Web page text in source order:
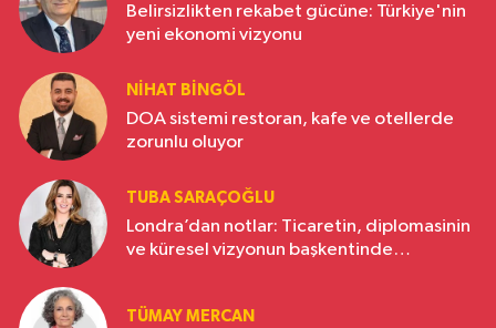
Belirsizlikten rekabet gücüne: Türkiye'nin
yeni ekonomi vizyonu
NIHAT BINGÖL
DOA sistemi restoran, kafe ve otellerde
zorunlu oluyor
TUBA SARAÇOĞLU
Londra’dan notlar: Ticaretin, diplomasinin
ve küresel vizyonun başkentinde
TÜMAY MERCAN